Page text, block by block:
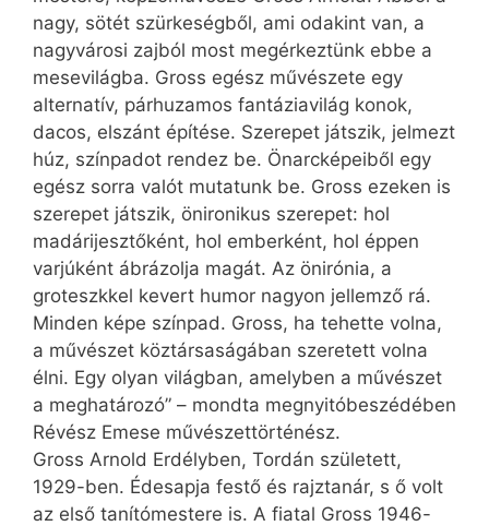
nagy, sötét szürkeségből, ami odakint van, a
nagyvárosi zajból most megérkeztünk ebbe a
mesevilágba. Gross egész művészete egy
alternatív, párhuzamos fantáziavilág konok,
dacos, elszánt építése. Szerepet játszik, jelmezt
húz, színpadot rendez be. Önarcképeiből egy
egész sorra valót mutatunk be. Gross ezeken is
szerepet játszik, önironikus szerepet: hol
madárijesztőként, hol emberként, hol éppen
varjúként ábrázolja magát. Az önirónia, a
groteszkkel kevert humor nagyon jellemző rá.
Minden képe színpad. Gross, ha tehette volna,
a művészet köztársaságában szeretett volna
élni. Egy olyan világban, amelyben a művészet
a meghatározó” – mondta megnyitóbeszédében
Révész Emese művészettörténész.
Gross Arnold Erdélyben, Tordán született,
1929-ben. Édesapja festő és rajztanár, s ő volt
az első tanítómestere is. A fiatal Gross 1946-